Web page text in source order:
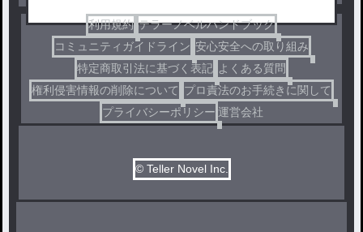
利用規約 テラーノベルハンドブック
コミュニティガイドライン 安心安全への取り組み
特定商取引法に基づく表記 よくある質問
権利侵害情報の削除について プロ責法のお手続きに関して
プライバシーポリシー 運営会社
© Teller Novel Inc.